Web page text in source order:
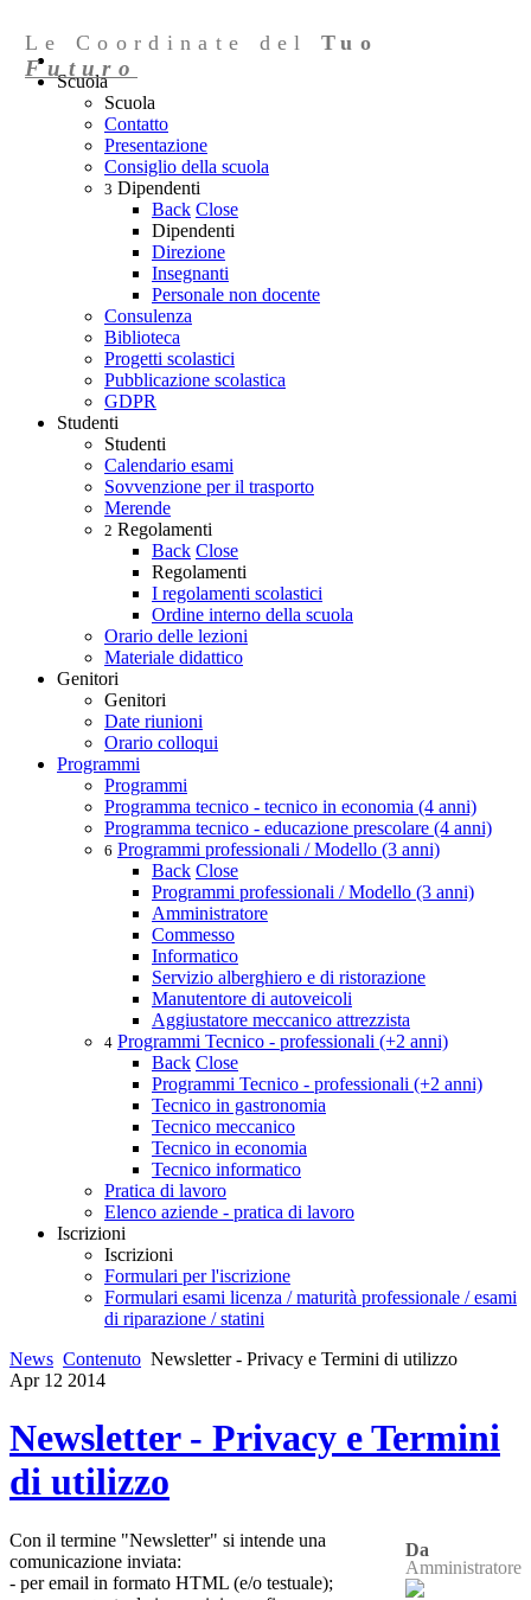
Le Coordinate delTuo
Futuro
Scuola
Scuola
Contatto
Presentazione
Consiglio della scuola
3 Dipendenti
Back Close
Dipendenti
Direzione
Insegnanti
Personale non docente
Consulenza
Biblioteca
Progetti scolastici
Pubblicazione scolastica
GDPR
Studenti
Studenti
Calendario esami
Sovvenzione per il trasporto
Merende
2 Regolamenti
Back Close
Regolamenti
I regolamenti scolastici
Ordine interno della scuola
Orario delle lezioni
Materiale didattico
Genitori
Genitori
Date riunioni
Orario colloqui
Programmi
Programmi
Programma tecnico - tecnico in economia (4 anni)
Programma tecnico - educazione prescolare (4 anni)
6 Programmi professionali / Modello (3 anni)
Back Close
Programmi professionali / Modello (3 anni)
Amministratore
Commesso
Informatico
Servizio alberghiero e di ristorazione
Manutentore di autoveicoli
Aggiustatore meccanico attrezzista
4 Programmi Tecnico - professionali (+2 anni)
Back Close
Programmi Tecnico - professionali (+2 anni)
Tecnico in gastronomia
Tecnico meccanico
Tecnico in economia
Tecnico informatico
Pratica di lavoro
Elenco aziende - pratica di lavoro
Iscrizioni
Iscrizioni
Formulari per l'iscrizione
Formulari esami licenza / maturità professionale / esami
di riparazione / statini
News Contenuto Newsletter - Privacy e Termini di utilizzo
Apr 12 2014
Newsletter - Privacy e Termini
di utilizzo
Da
Amministratore
Con il termine "Newsletter" si intende una
comunicazione inviata:
- per email in formato HTML (e/o testuale);